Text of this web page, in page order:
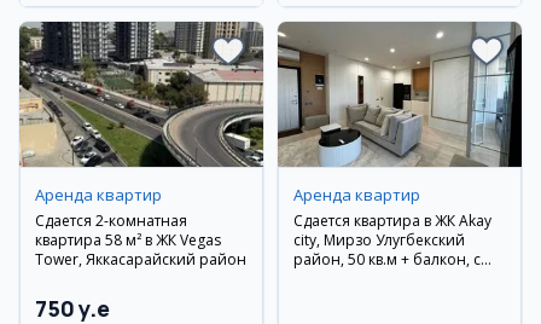
Аренда квартир
Сдается 2-комнатная
квартира 58 м² в ЖК Vegas
Tower, Яккасарайский район
750 y.e
Аренда квартир
Сдается квартира в ЖК Akay
city, Мирзо Улугбекский
район, 50 кв.м + балкон, с